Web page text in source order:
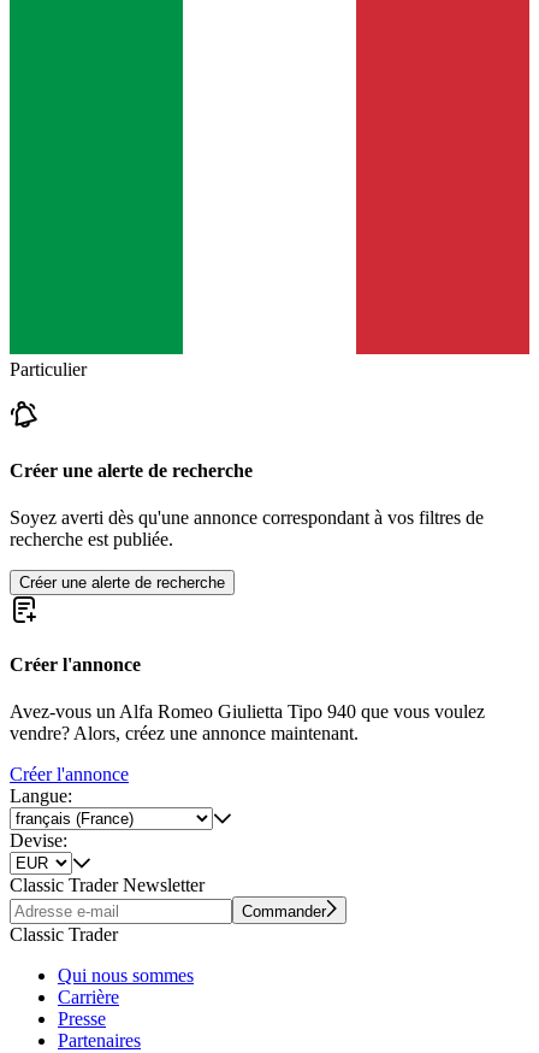
Particulier
Créer une alerte de recherche
Soyez averti dès qu'une annonce correspondant à vos filtres de
recherche est publiée.
Créer une alerte de recherche
Créer l'annonce
Avez-vous un Alfa Romeo Giulietta Tipo 940 que vous voulez
vendre? Alors, créez une annonce maintenant.
Créer l'annonce
Langue:
Devise:
Classic Trader Newsletter
Commander
Classic Trader
Qui nous sommes
Carrière
Presse
Partenaires